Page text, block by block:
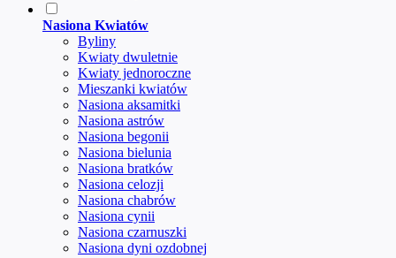
Nasiona Kwiatów
Byliny
Kwiaty dwuletnie
Kwiaty jednoroczne
Mieszanki kwiatów
Nasiona aksamitki
Nasiona astrów
Nasiona begonii
Nasiona bielunia
Nasiona bratków
Nasiona celozji
Nasiona chabrów
Nasiona cynii
Nasiona czarnuszki
Nasiona dyni ozdobnej